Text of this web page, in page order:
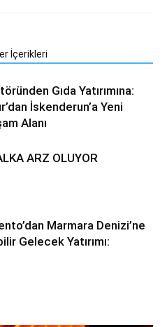
İçerikleri
Gıda Yatırımına:
İskenderun’a Yeni
Alanı
ARZ OLUYOR
Marmara Denizi’ne
Gelecek Yatırımı: